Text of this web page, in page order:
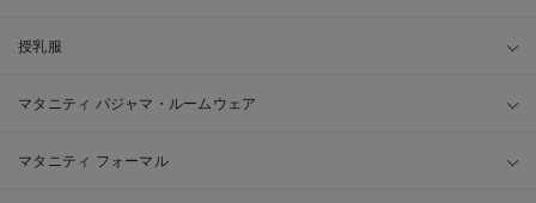
授乳服
マタニティ パジャマ・ルームウェア
マタニティ フォーマル